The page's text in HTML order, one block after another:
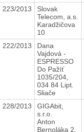
223/2013
Slovak
Telecom, a.s.
Karadžičova
10
222/2013
Dana
Vajdová -
ESPRESSO
Do Pažíť
1035/204,
034 84 Lipt.
Sliače
228/2013
GIGAbit,
s.r.o.
Anton
Bernoláka 2,